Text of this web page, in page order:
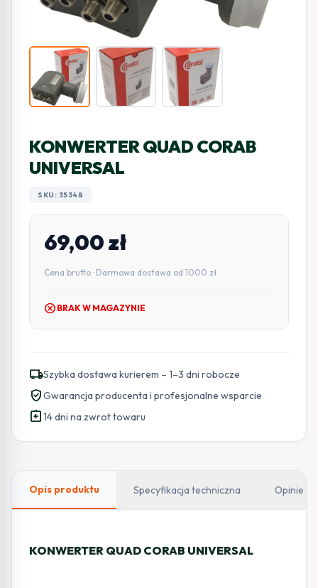
KONWERTER QUAD CORAB
UNIVERSAL
SKU: 35348
69,00zł
Cena brutto · Darmowa dostawa od 1000 zł
cancel BRAK W MAGAZYNIE
local_shippingSzybka dostawa kurierem – 1–3 dni robocze
verified_userGwarancja producenta i profesjonalne wsparcie
assignment_return14 dni na zwrot towaru
Opis produktu Specyfikacja techniczna Opinie
KONWERTER QUAD CORAB UNIVERSAL